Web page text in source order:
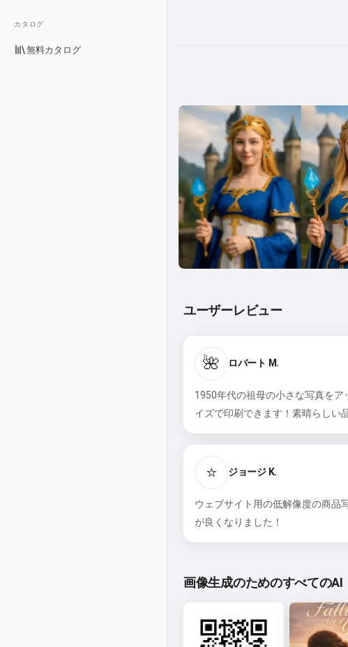
カタログ
無料カタログ
ユーザーレビュー
🌺 ロバート M.
1950年代の祖母の小さな写真を
イズで印刷できます！素晴らしい
⭐ ジョージ K.
ウェブサイト用の低解像度の商品
が良くなりました！
画像生成のためのすべてのAI